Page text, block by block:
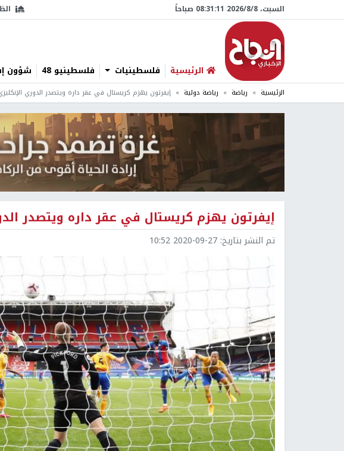
السبت، 8/‏8/‏2026 08:31:12 صباحاً
الرئيسية فلسطينيات فلسطينيو 48 شؤون
الرئيسية رياضة رياضة دولية إيفرتون يهزم كريستال في عقر داره ويتصدر الدوري
إيفرتون يهزم كريستال في عقر داره ويتصدر
تم النشر بتاريخ: 2020-09-27 10:52